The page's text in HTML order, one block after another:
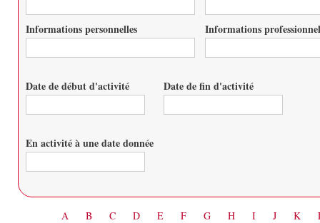
Informations personnelles Informations
Date de début d'activité Date de fin d'activité
En activité à une date donnée
A B C D E F G H I J K